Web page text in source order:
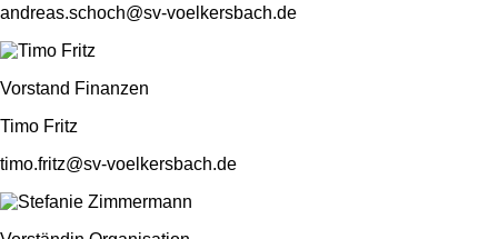
andreas.schoch@sv-voelkersbach.de
Vorstand Finanzen
Timo Fritz
timo.fritz@sv-voelkersbach.de